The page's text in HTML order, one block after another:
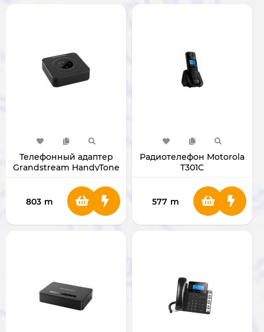
Телефонный адаптер
Grandstream HandyTone
803 m
Радиотелефон Motorola
T301C
577 m